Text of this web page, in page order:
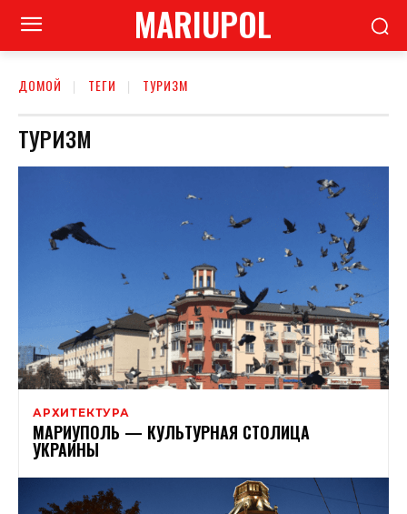
MARIUPOL
ДОМОЙ ТЕГИ ТУРИЗМ
ТУРИЗМ
АРХИТЕКТУРА
МАРИУПОЛЬ — КУЛЬТУРНАЯ СТОЛИЦА
УКРАИНЫ